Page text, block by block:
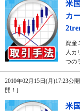
米
カ
資産
人カ
つの
2010年02月15日(月)17:23
開！]
米